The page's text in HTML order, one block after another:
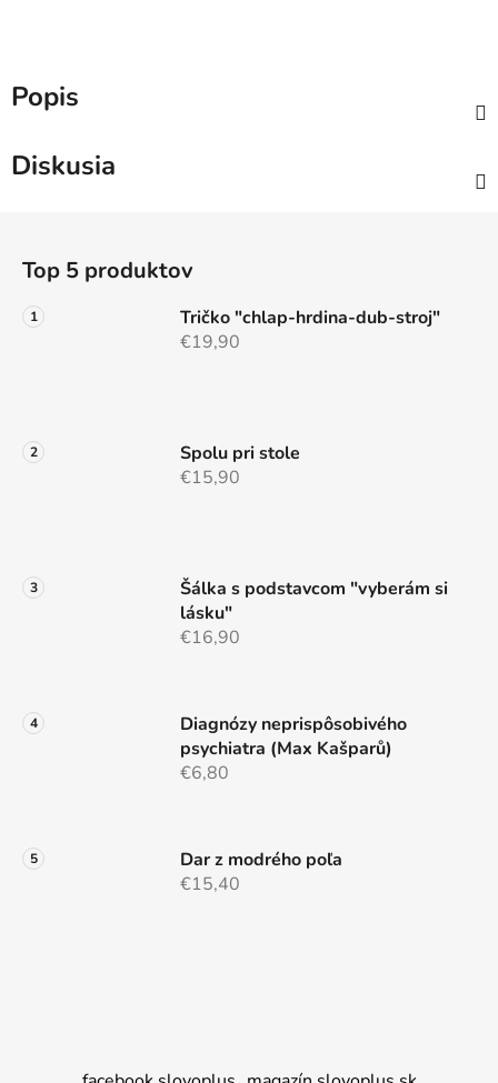
Popis
Diskusia
Top 5 produktov
Tričko "chlap-hrdina-dub-stroj"
€19,90
Spolu pri stole
€15,90
Šálka s podstavcom "vyberám si
lásku"
€16,90
Diagnózy neprispôsobivého
psychiatra (Max Kašparů)
€6,80
Dar z modrého poľa
€15,40